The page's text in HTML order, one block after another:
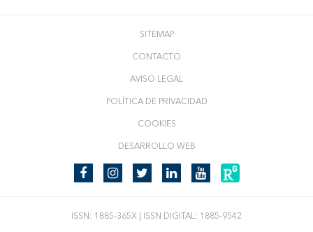
SITEMAP
CONTACTO
AVISO LEGAL
POLÍTICA DE PRIVACIDAD
COOKIES
DESARROLLO WEB
ISSN: 1885-365X | ISSN DIGITAL: 1885-9542